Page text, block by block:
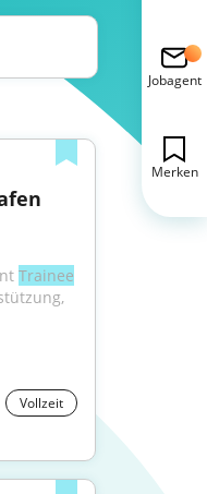
Trainee
Vollzeit
Jobagent
Merken